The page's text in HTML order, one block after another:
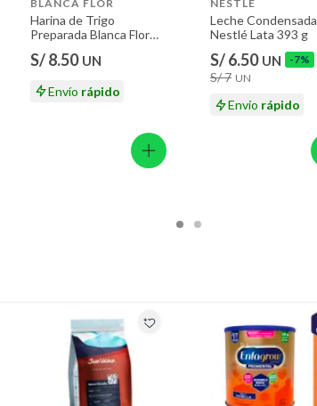
BLANCA FLOR
Harina de Trigo
Preparada Blanca Flor
S/ 8.50 UN
Envío rápido
NESTLE
Leche Condensada
Nestlé Lata 393 g
S/ 6.50 UN -7%
S/ 7 UN
Envío rápido